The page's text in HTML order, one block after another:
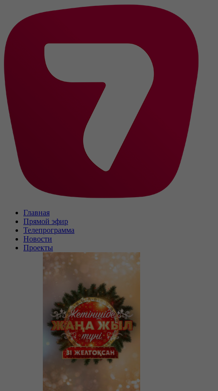
Главная
Прямой эфир
Телепрограмма
Новости
Проекты